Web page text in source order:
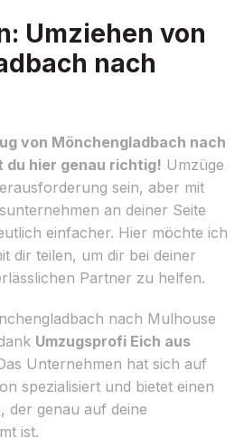
Umziehen von
nach
von Mönchengladbach nach
du hier genau richtig! Umzüge
sein, aber mit
an deiner Seite
einfacher. Hier möchte ich
dir teilen, um dir bei deiner
Partner zu helfen.
nach Mulhouse
Umzugsprofi Eich aus
Unternehmen hat sich auf
spezialisiert und bietet einen
der genau auf deine
ist.